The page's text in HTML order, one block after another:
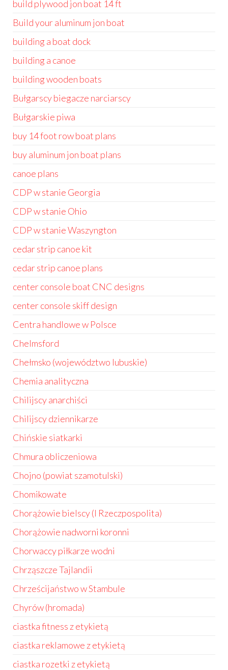
build plywood jon boat 14 ft
Build your aluminum jon boat
building a boat dock
building a canoe
building wooden boats
Bułgarscy biegacze narciarscy
Bułgarskie piwa
buy 14 foot row boat plans
buy aluminum jon boat plans
canoe plans
CDP w stanie Georgia
CDP w stanie Ohio
CDP w stanie Waszyngton
cedar strip canoe kit
cedar strip canoe plans
center console boat CNC designs
center console skiff design
Centra handlowe w Polsce
Chelmsford
Chełmsko (województwo lubuskie)
Chemia analityczna
Chilijscy anarchiści
Chilijscy dziennikarze
Chińskie siatkarki
Chmura obliczeniowa
Chojno (powiat szamotulski)
Chomikowate
Chorążowie bielscy (I Rzeczpospolita)
Chorążowie nadworni koronni
Chorwaccy piłkarze wodni
Chrząszcze Tajlandii
Chrześcijaństwo w Stambule
Chyrów (hromada)
ciastka fitness z etykietą
ciastka reklamowe z etykietą
ciastka rozetki z etykietą